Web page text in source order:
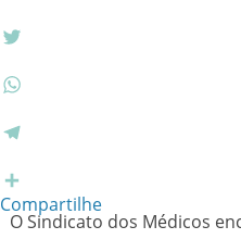
a
e
o
k
w
t
e
r
h
t
s
e
lCompartilhe
O Sindicato dos Médicos